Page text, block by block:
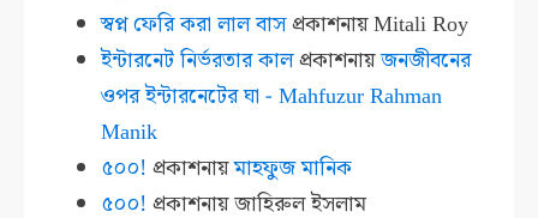
স্বপ্ন ফেরি করা লাল বাসপ্রকাশনায়Mitali Roy
ইন্টারনেট নির্ভরতার কালপ্রকাশনায়জনজীবনের
ওপর ইন্টারনেটের ঘা - Mahfuzur Rahman
Manik
৫০০! প্রকাশনায়মাহফুজ মানিক
৫০০! প্রকাশনায়জাহিরুল ইসলাম